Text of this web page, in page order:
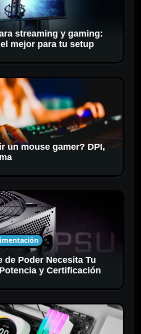
streaming y gaming:
mejor para tu setup
un mouse gamer? DPI,
de Poder Necesita Tu
y Certificación